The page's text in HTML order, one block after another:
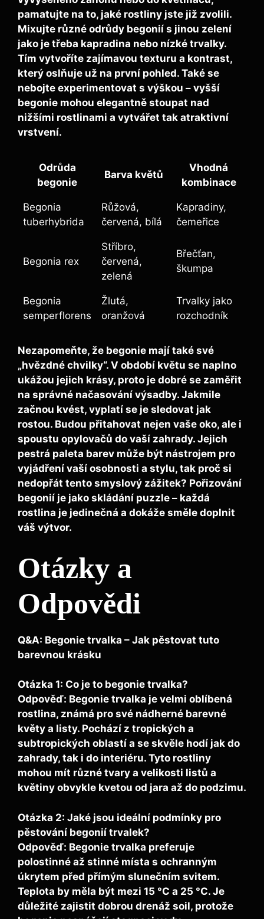
pamatujte na to, jaké rostliny jste již zvolili.
Mixujte různé odrůdy begonií s jinou zelení
jako je třeba kapradina nebo nízké trvalky.
Tím vytvoříte zajímavou texturu a kontrast,
který oslňuje už na první pohled. Také se
nebojte experimentovat s výškou – vyšší
begonie mohou elegantně stoupat nad
nižšími rostlinami a vytvářet tak atraktivní
vrstvení.
Odrůda
begonie
Barva květů
Vhodná
kombinace
Begonia
tuberhybrida
Růžová,
červená, bílá
Kapradiny,
čemeřice
Begonia rex
Stříbro,
červená,
zelená
Břečťan,
škumpa
Begonia
semperflorens
Žlutá,
oranžová
Trvalky jako
rozchodník
Nezapomeňte, že begonie mají také své
„hvězdné chvilky“. V období květu se naplno
ukážou jejich krásy, proto je dobré se zaměřit
na správné načasování výsadby. Jakmile
začnou kvést, vyplatí se je sledovat jak
rostou. Budou přitahovat nejen vaše oko, ale i
spoustu opylovačů do vaší zahrady. Jejich
pestrá paleta barev může být nástrojem pro
vyjádření vaší osobnosti a stylu, tak proč si
nedopřát tento smyslový zážitek? Pořizování
begonií je jako skládání puzzle – každá
rostlina je jedinečná a dokáže směle doplnit
váš výtvor.
Otázky a
Odpovědi
Q&A: Begonie trvalka – Jak pěstovat tuto
barevnou krásku
Otázka 1: Co je to begonie trvalka?
Odpověď: Begonie trvalka je velmi oblíbená
rostlina, známá pro své nádherné barevné
květy a listy. Pochází z tropických a
subtropických oblastí a se skvěle hodí jak do
zahrady, tak i do interiéru. Tyto rostliny
mohou mít různé tvary a velikosti listů a
květiny obvykle kvetou od jara až do podzimu.
Otázka 2: Jaké jsou ideální podmínky pro
pěstování begonií trvalek?
Odpověď: Begonie trvalka preferuje
polostinné až stinné místa s ochranným
úkrytem před přímým slunečním svitem.
Teplota by měla být mezi 15 °C a 25 °C. Je
důležité zajistit dobrou drenáž soil, protože